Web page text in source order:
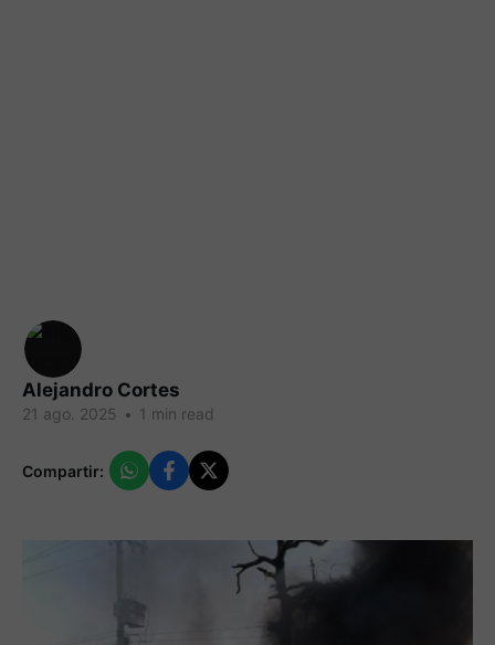
Alejandro Cortes
21 ago. 2025 • 1 min read
Compartir: